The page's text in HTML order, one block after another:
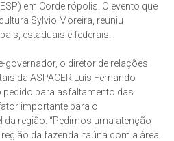
em Cordeirópolis. O evento que
Sylvio Moreira, reuniu
estaduais e federais.
governador, o diretor de relações
da ASPACER Luís Fernando
pedido para asfaltamento das
importante para o
região. “Pedimos uma atenção
da fazenda Itaúna com a área